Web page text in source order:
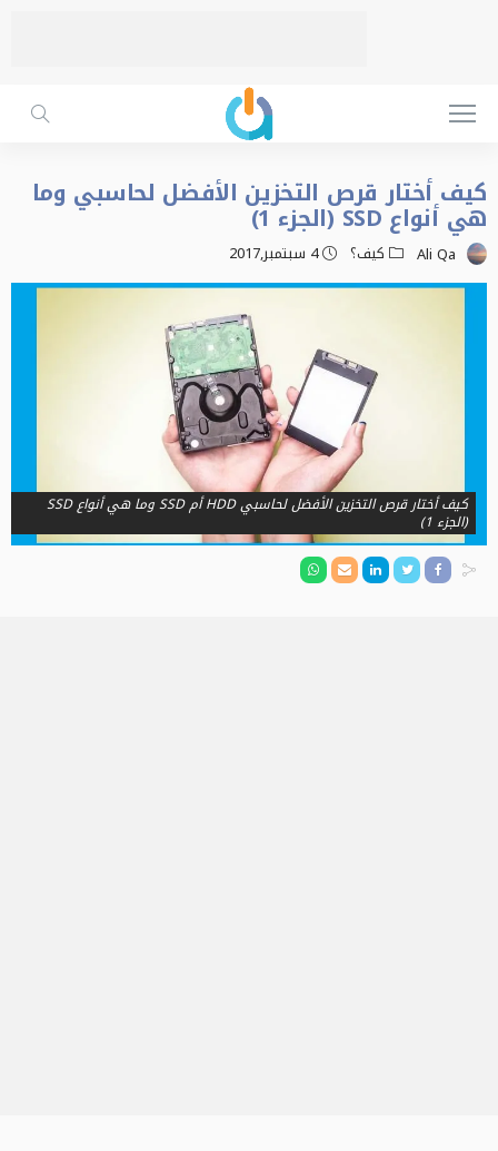
كيف أختار قرص التخزين الأفضل لحاسبي وما
هي أنواع SSD (الجزء 1)
Ali Qa كيف؟ 4 سبتمبر,2017
كيف أختار قرص التخزين الأفضل لحاسبي HDD أم SSD وما هي أنواع SSD
(الجزء 1)